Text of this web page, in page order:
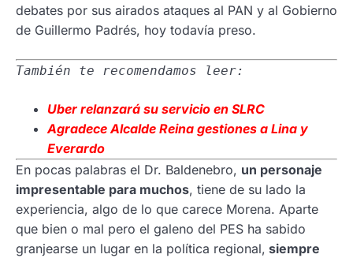
debates por sus airados ataques al PAN y al Gobierno
de Guillermo Padrés, hoy todavía preso.
También te recomendamos leer:
Uber relanzará su servicio en SLRC
Agradece Alcalde Reina gestiones a Lina y
Everardo
En pocas palabras el Dr. Baldenebro, un personaje
impresentable para muchos, tiene de su lado la
experiencia, algo de lo que carece Morena. Aparte
que bien o mal pero el galeno del PES ha sabido
granjearse un lugar en la política regional, siempre